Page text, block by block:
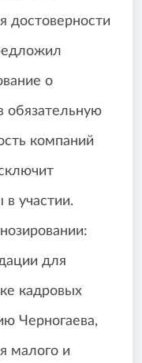
достоверности
о
обязательную
компаний
участии.
для
кадровых
Черногаева,
малого и